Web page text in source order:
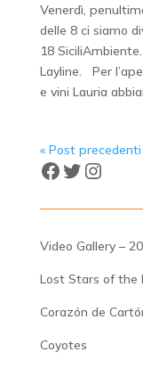
Venerdì,
delle 8 ci siamo
18
Layline. Per
e vini Lauria
« Post precedenti
Facebook
Twitter
Video Gallery –
Lost Stars of the
Corazón de
Coyotes